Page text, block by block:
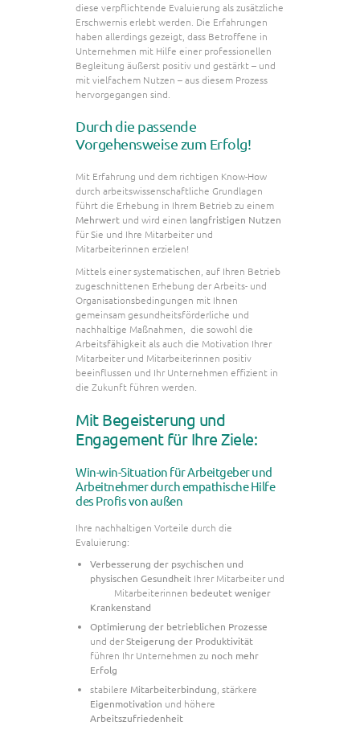
diese verpflichtende Evaluierung als zusätzliche
Erschwernis erlebt werden. Die Erfahrungen
haben allerdings gezeigt, dass Betroffene in
Unternehmen mit Hilfe einer professionellen
Begleitung äußerst positiv und gestärkt – und
mit vielfachem Nutzen – aus diesem Prozess
hervorgegangen sind.
Durch die passende
Vorgehensweise zum Erfolg!
Mit Erfahrung und dem richtigen Know-How
durch arbeitswissenschaftliche Grundlagen
führt die Erhebung in Ihrem Betrieb zu einem
Mehrwert und wird einen langfristigen Nutzen
für Sie und Ihre Mitarbeiter und
Mitarbeiterinnen erzielen!
Mittels einer systematischen, auf Ihren Betrieb
zugeschnittenen Erhebung der Arbeits- und
Organisationsbedingungen mit Ihnen
gemeinsam gesundheitsförderliche und
nachhaltige Maßnahmen, die sowohl die
Arbeitsfähigkeit als auch die Motivation Ihrer
Mitarbeiter und Mitarbeiterinnen positiv
beeinflussen und Ihr Unternehmen effizient in
die Zukunft führen werden.
Mit Begeisterung und
Engagement für Ihre Ziele:
Win-win-Situation für Arbeitgeber und
Arbeitnehmer durch empathische Hilfe
des Profis von außen
Ihre nachhaltigen Vorteile durch die
Evaluierung:
Verbesserung der psychischen und
physischen Gesundheit Ihrer Mitarbeiter und
Mitarbeiterinnen bedeutet weniger
Krankenstand
Optimierung der betrieblichen Prozesse
und derSteigerung der Produktivität
führen Ihr Unternehmen zu noch mehr
Erfolg
stabilere Mitarbeiterbindung , stärkere
Eigenmotivation und höhere
Arbeitszufriedenheit